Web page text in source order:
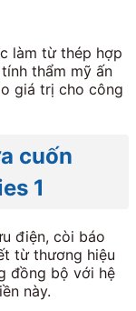
làm từ thép hợp
thẩm mỹ ấn
giá trị cho công
cuốn
1
điện, còi báo
từ thương hiệu
đồng bộ với hệ
này.